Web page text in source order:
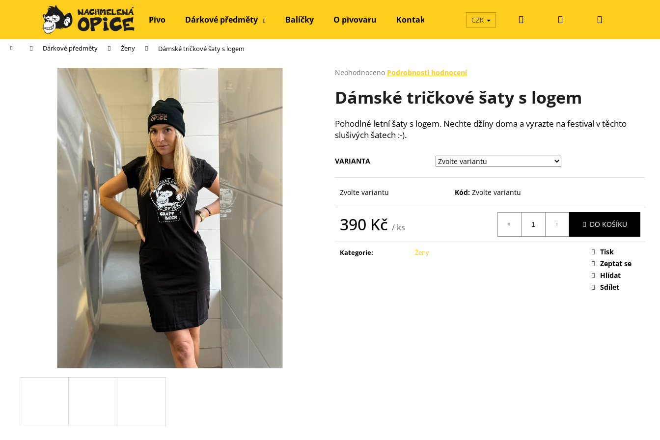
Pivo Dárkové předměty Balíčky O pivovaru Kontakt CZK Hledat PřihlášeníNákupní
Domů Dárkové předměty Ženy Dámské tričkové šaty s logem
Průměrné
produktu
je
z
5
hvězdiček.
Neohodnoceno Podrobnosti hodnocení
Dámské tričkové šaty s logem
Pohodlné letní šaty s logem. Nechte džíny doma a vyrazte na festival v těchto
slušivých šatech :-).
VARIANTA
Zvolte variantu Kód: Zvolte variantu
390 Kč / ks DO KOŠÍKU
Kategorie: Ženy
Tisk
Zeptat se
Hlídat
Sdílet
í
Zpět
do
obchodu
Zpět
do
obchodu
Co potřebujete najít?
HLEDAT